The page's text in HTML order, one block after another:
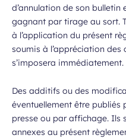
d’annulation de son bulletin
gagnant par tirage au sort.
à l’application du présent
soumis à l’appréciation
s’imposera immédiatement.
Des additifs ou des
éventuellement être publiés
presse ou par affichage. Ils
annexes au présent